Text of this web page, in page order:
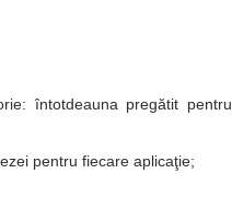
întotdeauna pregătit pentru
pentru fiecare aplicaţie;